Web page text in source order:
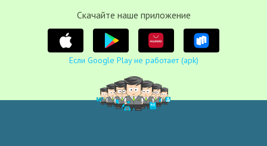
Cкачайте наше приложение
Если Google Play не работает (apk)